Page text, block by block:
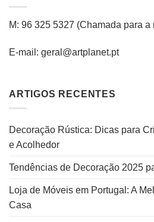
M: 96 325 5327 (Chamada para a
E-mail: geral@artplanet.pt
ARTIGOS RECENTES
Decoração Rústica: Dicas para
e Acolhedor
Tendências de Decoração 2025
Loja de Móveis em Portugal: A
Casa